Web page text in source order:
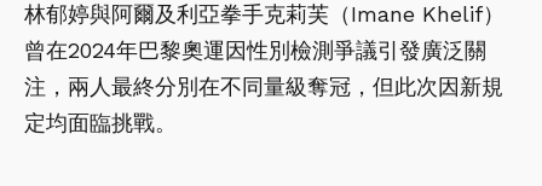
林郁婷與阿爾及利亞拳手克莉芙（Imane Khelif）
曾在2024年巴黎奧運因性別檢測爭議引發廣泛關
注，兩人最終分別在不同量級奪冠，但此次因新規
定均面臨挑戰。